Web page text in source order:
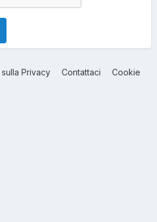
Privacy Contattaci Cookie